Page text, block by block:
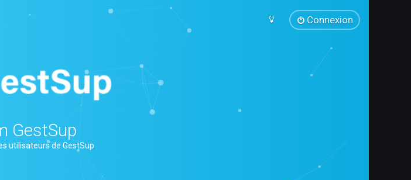
Connexion
GestSup
utilisateurs de GestSup